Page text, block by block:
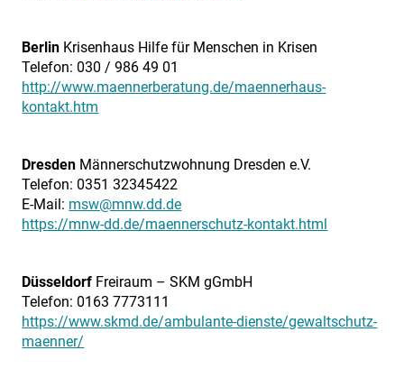
Berlin Krisenhaus Hilfe für Menschen in Krisen
Telefon: 030 / 986 49 01
http://www.maennerberatung.de/maennerhaus-
kontakt.htm
Dresden Männerschutzwohnung Dresden e.V.
Telefon: 0351 32345422
E-Mail: msw@mnw.dd.de
https://mnw-dd.de/maennerschutz-kontakt.html
Düsseldorf Freiraum – SKM gGmbH
Telefon: 0163 7773111
https://www.skmd.de/ambulante-dienste/gewaltschutz-
maenner/